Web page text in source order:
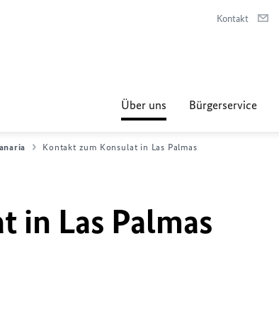
Kontakt
Über uns Bürgerservice
Kontakt zum Konsulat in Las Palmas
in Las Palmas